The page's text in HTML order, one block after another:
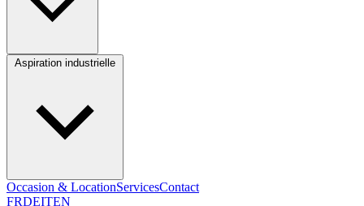
Occasion & LocationServicesContact
FRDEITEN